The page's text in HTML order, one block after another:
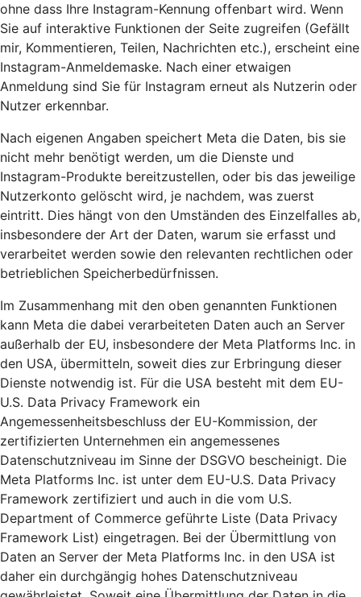
ohne dass Ihre Instagram-Kennung offenbart wird. Wenn
Sie auf interaktive Funktionen der Seite zugreifen (Gefällt
mir, Kommentieren, Teilen, Nachrichten etc.), erscheint eine
Instagram-Anmeldemaske. Nach einer etwaigen
Anmeldung sind Sie für Instagram erneut als Nutzerin oder
Nutzer erkennbar.
Nach eigenen Angaben speichert Meta die Daten, bis sie
nicht mehr benötigt werden, um die Dienste und
Instagram-Produkte bereitzustellen, oder bis das jeweilige
Nutzerkonto gelöscht wird, je nachdem, was zuerst
eintritt. Dies hängt von den Umständen des Einzelfalles ab,
insbesondere der Art der Daten, warum sie erfasst und
verarbeitet werden sowie den relevanten rechtlichen oder
betrieblichen Speicherbedürfnissen.
Im Zusammenhang mit den oben genannten Funktionen
kann Meta die dabei verarbeiteten Daten auch an Server
außerhalb der EU, insbesondere der Meta Platforms Inc. in
den USA, übermitteln, soweit dies zur Erbringung dieser
Dienste notwendig ist. Für die USA besteht mit dem EU-
U.S. Data Privacy Framework ein
Angemessenheitsbeschluss der EU-Kommission, der
zertifizierten Unternehmen ein angemessenes
Datenschutzniveau im Sinne der DSGVO bescheinigt. Die
Meta Platforms Inc. ist unter dem EU-U.S. Data Privacy
Framework zertifiziert und auch in die vom U.S.
Department of Commerce geführte Liste (Data Privacy
Framework List) eingetragen. Bei der Übermittlung von
Daten an Server der Meta Platforms Inc. in den USA ist
daher ein durchgängig hohes Datenschutzniveau